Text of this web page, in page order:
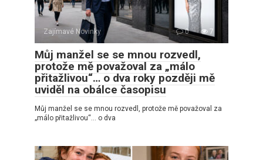
Zajímavé Novinky 0 7
Můj manžel se se mnou rozvedl,
protože mě považoval za „málo
přitažlivou“… o dva roky později mě
uviděl na obálce časopisu
Můj manžel se se mnou rozvedl, protože mě považoval za
„málo přitažlivou“… o dva